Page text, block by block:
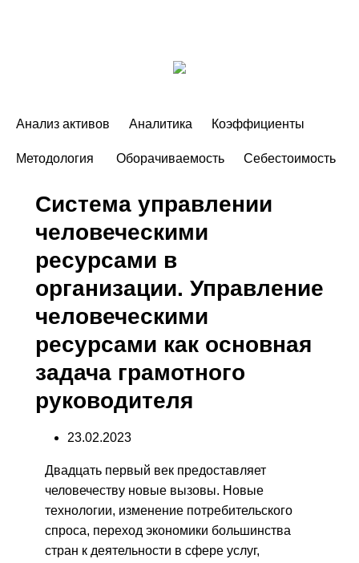
Анализ активов Аналитика Коэффициенты
Методология Оборачиваемость Себестоимость
Система управлении
человеческими
ресурсами в
организации. Управление
человеческими
ресурсами как основная
задача грамотного
руководителя
23.02.2023
Двадцать первый век предоставляет
человечеству новые вызовы. Новые
технологии, изменение потребительского
спроса, переход экономики большинства
стран к деятельности в сфере услуг,